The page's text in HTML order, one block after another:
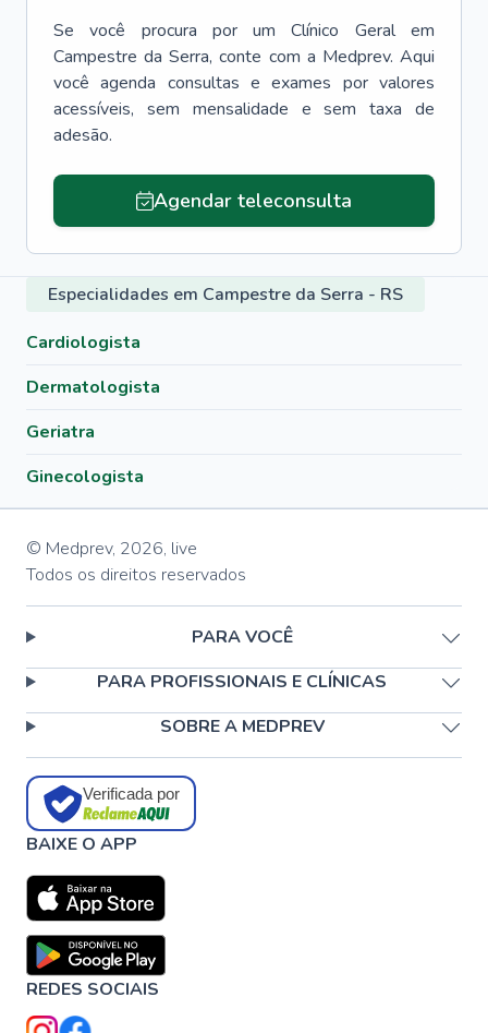
Se você procura por um Clínico Geral
em
Campestre da Serra, conte com a Medprev. Aqui
você agenda consultas e exames por valores
acessíveis, sem mensalidade e sem taxa de
adesão.
Agendar teleconsulta
Especialidades em Campestre da Serra - RS
Cardiologista
Dermatologista
Geriatra
Ginecologista
© Medprev, 2026, live
Todos os direitos reservados
PARA VOCÊ
PARA PROFISSIONAIS E CLÍNICAS
SOBRE A MEDPREV
Verificada por
BAIXE O APP
REDES SOCIAIS